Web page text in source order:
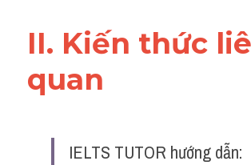
Listening
Speaking
Reading
II. Kiến thức
quan
IELTS TUTOR hướng dẫn: